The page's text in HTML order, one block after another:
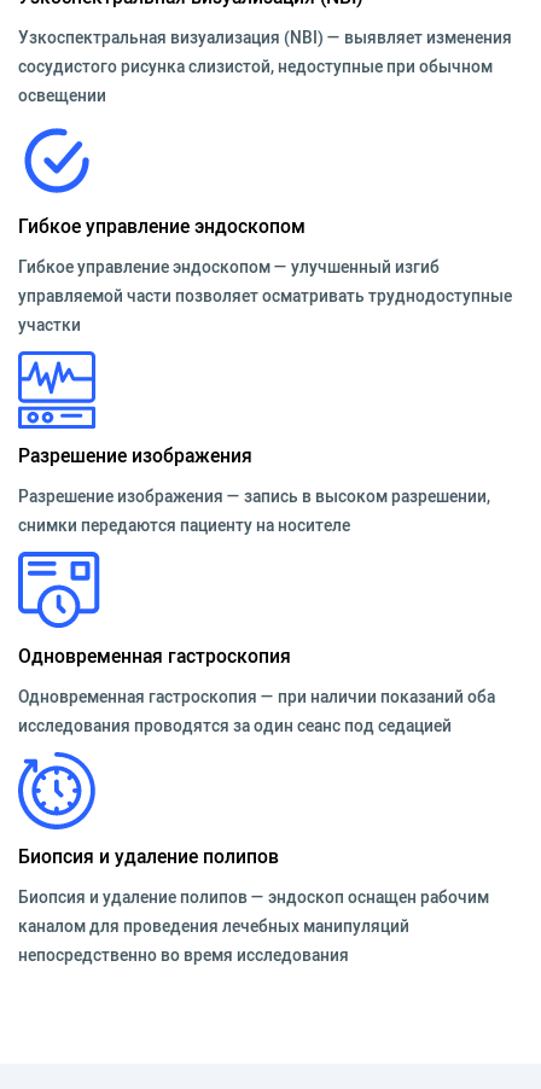
Узкоспектральная визуализация (NBI) — выявляет изменения
сосудистого рисунка слизистой, недоступные при обычном
освещении
Гибкое управление эндоскопом
Гибкое управление эндоскопом — улучшенный изгиб
управляемой части позволяет осматривать труднодоступные
участки
Разрешение изображения
Разрешение изображения — запись в высоком разрешении,
снимки передаются пациенту на носителе
Одновременная гастроскопия
Одновременная гастроскопия — при наличии показаний оба
исследования проводятся за один сеанс под седацией
Биопсия и удаление полипов
Биопсия и удаление полипов — эндоскоп оснащен рабочим
каналом для проведения лечебных манипуляций
непосредственно во время исследования